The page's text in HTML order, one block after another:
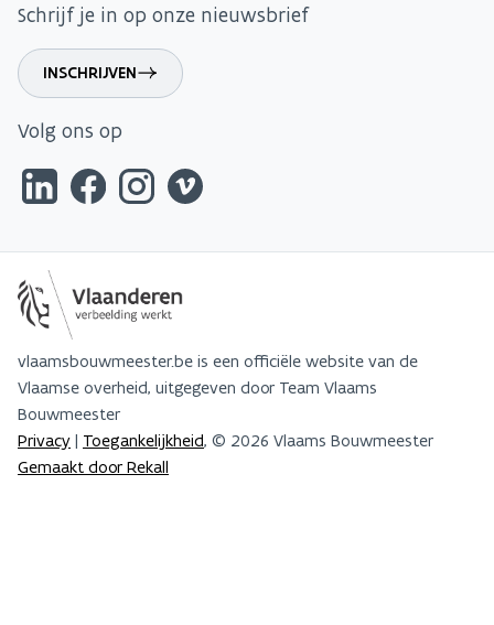
Schrijf je in op onze nieuwsbrief
INSCHRIJVEN
Volg ons op
vlaamsbouwmeester.be is een officiële website van de
Vlaamse overheid, uitgegeven door Team Vlaams
Bouwmeester
Privacy | Toegankelijkheid, © 2026 Vlaams Bouwmeester
Gemaakt door Rekall